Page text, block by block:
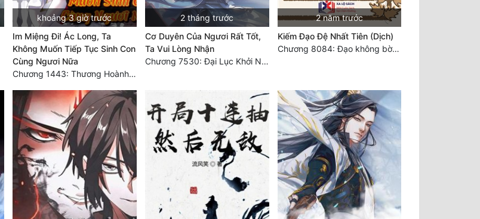
khoảng 3 giờ trước
Im Miệng Đi! Ác Long, Ta
Không Muốn Tiếp Tục Sinh Con
Cùng Ngươi Nữa
Chương 1443: Thương Hoành Vạn Vật (Cuối cùng)
2 tháng trước
Cơ Duyên Của Ngươi Rất Tốt,
Ta Vui Lòng Nhận
Chương 7530: Đại Lục Khởi Nguyên – Kiến Thành 71
2 năm trước
Kiếm Đạo Đệ Nhất Tiên (Dịch)
Chương 8084: Đạo không bờ bến (Đại kết cục) (10)